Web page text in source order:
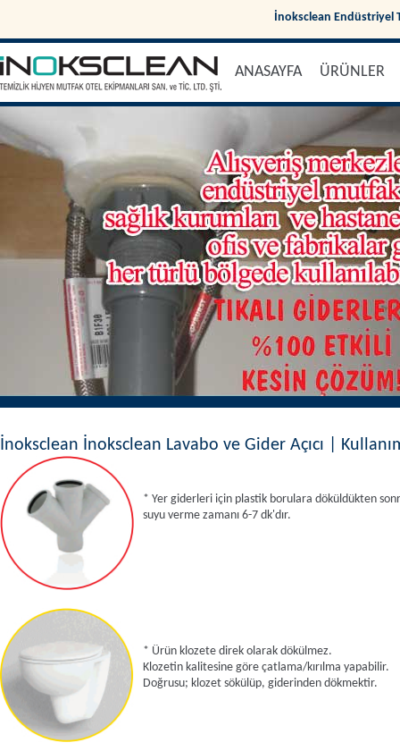
İnoksclean Endüstriyel
ANASAYFA ÜRÜNLER
İnoksclean İnoksclean Lavabo ve Gider Açıcı |
* Yer giderleri için plastik borulara döküldükten
suyu verme zamanı 6-7 dk'dır.
* Ürün klozete direk olarak dökülmez.
Klozetin kalitesine göre çatlama/kırılma yapabilir.
Doğrusu; klozet sökülüp, giderinden dökmektir.